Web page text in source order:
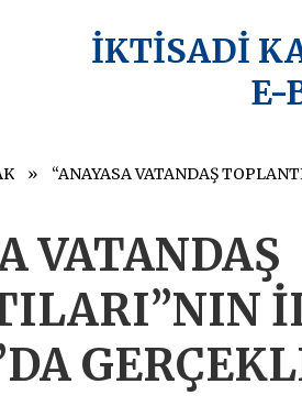
İKTİSADİ
E-
VATANDAŞ